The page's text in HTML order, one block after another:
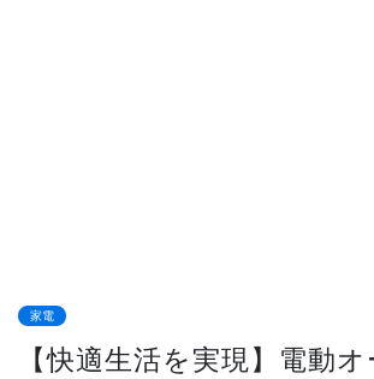
家電
【快適生活を実現】電動